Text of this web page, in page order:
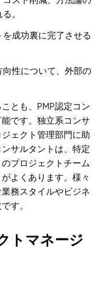
。
成功裏に完了させる
性について、外部の
とも、PMP認定コン
です。独立系コンサ
ェクト管理部門に助
サルタントは、特定
プロジェクトチーム
よくあります。様々
務スタイルやビジネ
す。
トマネージ